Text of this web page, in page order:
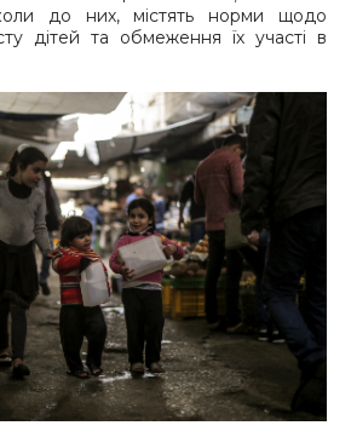
до них, містять норми щодо
дітей та обмеження їх участі в